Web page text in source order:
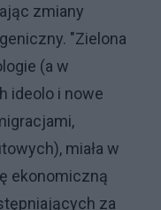
zmiany
"Zielona
(a w
ideolo i nowe
miała w
ekonomiczną
za